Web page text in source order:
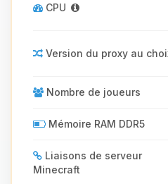
CPU
Version du proxy au
Nombre de joueurs
Mémoire RAM DDR5
Liaisons de serveur
Minecraft